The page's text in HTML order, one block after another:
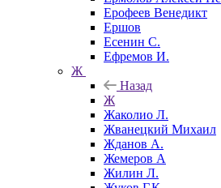
Ерофеев Венедикт
Ершов
Есенин С.
Ефремов И.
Ж
Назад
Ж
Жаколио Л.
Жванецкий Михаил
Жданов А.
Жемеров А
Жилин Л.